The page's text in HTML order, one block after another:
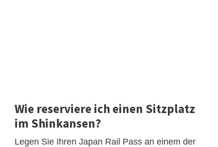
Wie reserviere ich einen Sitzplatz
im Shinkansen?
Legen Sie Ihren Japan Rail Pass an einem der